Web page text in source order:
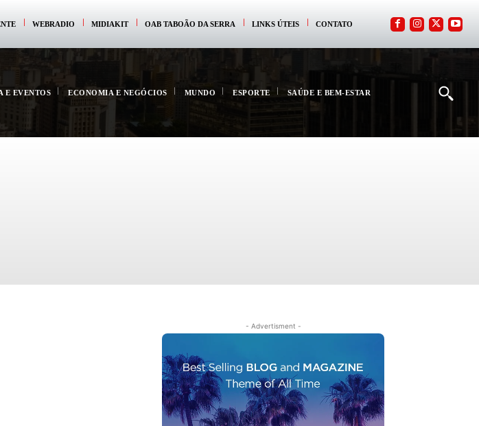
WEBRADIO MIDIAKIT OAB TABOÃO DA SERRA LINKS ÚTEIS CONTATO
E EVENTOS ECONOMIA E NEGÓCIOS MUNDO ESPORTE SAÚDE E BEM-ESTAR
- Advertisment -